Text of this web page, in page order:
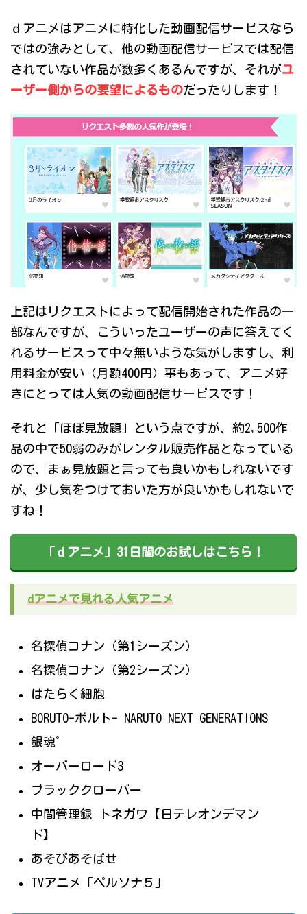
ｄアニメはアニメに特化した動画配信サービスなら
ではの強みとして、他の動画配信サービスでは配信
されていない作品が数多くあるんですが、それがユ
ーザー側からの要望によるものだったりします！
上記はリクエストによって配信開始された作品の一
部なんですが、こういったユーザーの声に答えてく
れるサービスって中々無いような気がしますし、利
用料金が安い（月額400円）事もあって、アニメ好
きにとっては人気の動画配信サービスです！
それと「ほぼ見放題」という点ですが、約2,500作
品の中で50弱のみがレンタル販売作品となっている
ので、まぁ見放題と言っても良いかもしれないです
が、少し気をつけておいた方が良いかもしれないで
すね！
「ｄアニメ」31日間のお試しはこちら！
dアニメで見れる人気アニメ
名探偵コナン（第1シーズン）
名探偵コナン（第2シーズン）
はたらく細胞
BORUTO-ボルト- NARUTO NEXT GENERATIONS
銀魂゜
オーバーロード3
ブラッククローバー
中間管理録 トネガワ【日テレオンデマン
ド】
あそびあそばせ
TVアニメ「ペルソナ５」